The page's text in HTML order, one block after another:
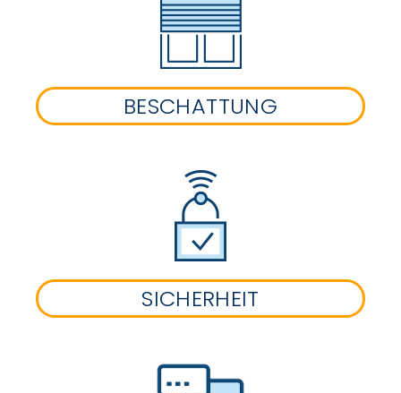
BESCHATTUNG
SICHERHEIT